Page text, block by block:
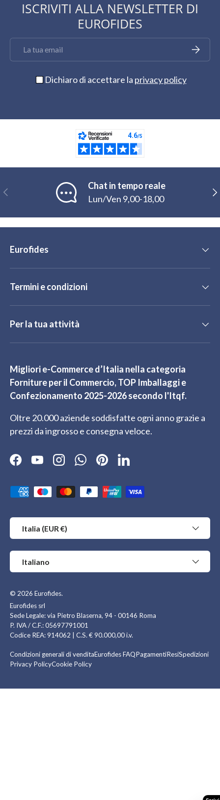
ISCRIVITI ALLA NEWSLETTER DI
EUROFIDES
Iscriviti
Dichiaro di accettare la privacy policy
Indietro
Chat in tempo reale
Lun/Ven 9,00-18,00
Eurofides
Termini e condizioni
Per la tua attività
Migliori e-Commerce d’Italia nella categoria
Forniture per il Commercio, TOP Imballaggi e
Confezionamento 2025-2026 secondo l'Itqf.
Oltre 20.000 aziende soddisfatte ogni anno grazie a
prezzi da ingrosso e consegna veloce.
Facebook
YouTubeInstagramWhatsApp
PinterestLinkedIn
Metodi di pagamento accettati
Paese/Regione
Italia (EUR €)
Lingua
Italiano
© 2026 Eurofides.
Eurofides srl
Sede Legale: via Pietro Blaserna, 94 - 00146 Roma
P. IVA / C.F.: 05697791001
Codice REA: 914062 | C.S. € 90.000,00 i.v.
Condizioni generali di venditaEurofides FAQPagamentiResiSpedizioni
Privacy PolicyCookie Policy